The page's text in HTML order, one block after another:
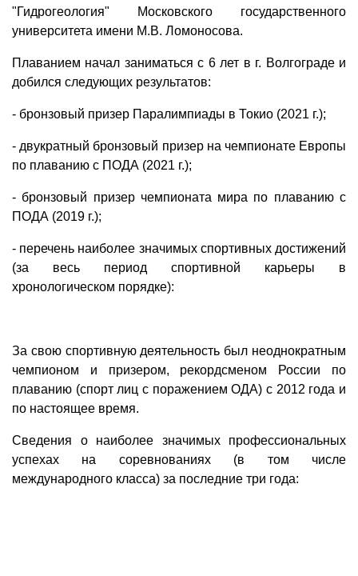
"Гидрогеология" Московского государственного
университета имени М.В. Ломоносова.
Плаванием начал заниматься с 6 лет в г. Волгограде и
добился следующих результатов:
- бронзовый призер Паралимпиады в Токио (2021 г.);
- двукратный бронзовый призер на чемпионате Европы
по плаванию с ПОДА (2021 г.);
- бронзовый призер чемпионата мира по плаванию с
ПОДА (2019 г.);
- перечень наиболее значимых спортивных достижений
(за весь период спортивной карьеры в
хронологическом порядке):
За свою спортивную деятельность был неоднократным
чемпионом и призером, рекордсменом России по
плаванию (спорт лиц с поражением ОДА) с 2012 года и
по настоящее время.
Сведения о наиболее значимых профессиональных
успехах на соревнованиях (в том числе
международного класса) за последние три года: